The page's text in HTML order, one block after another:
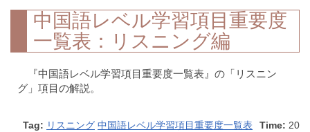
中国語レベル学習項目重要度
一覧表：リスニング編
『中国語レベル学習項目重要度一覧表』の「リスニン
グ」項目の解説。
Tag: リスニング 中国語レベル学習項目重要度一覧表 Time: 20